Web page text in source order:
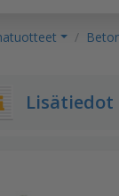
Lisätiedot